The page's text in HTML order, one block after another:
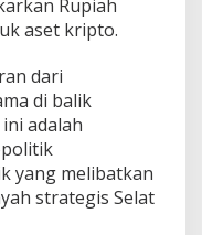
Rupiah
aset kripto.
dari
di balik
adalah
yang melibatkan
strategis Selat